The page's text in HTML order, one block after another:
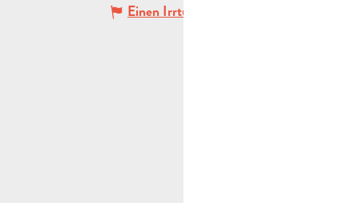
Einen Irrtum angeben